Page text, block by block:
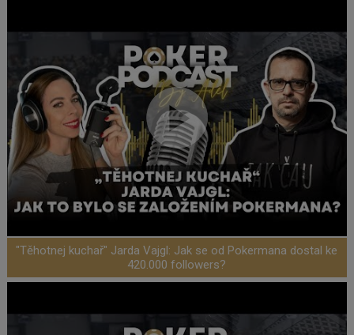
"Těhotnej kuchař" Jarda Vajgl: Jak se od Pokermana dostal ke
420.000 followers?